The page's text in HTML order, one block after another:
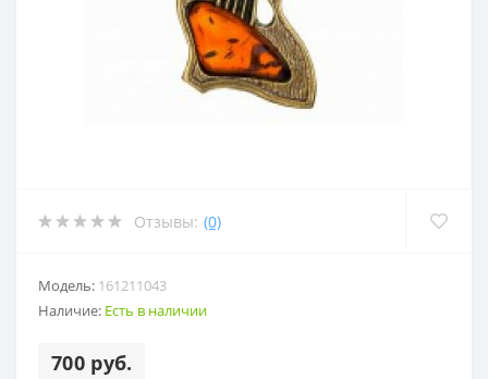
Отзывы: (0)
Модель: 161211043
Наличие: Есть в наличии
700 руб.